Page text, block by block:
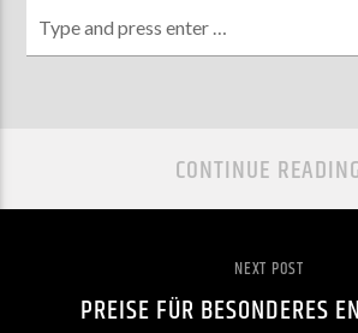
CONTINUE
NEXT POST
PREISE FÜR BESONDERES